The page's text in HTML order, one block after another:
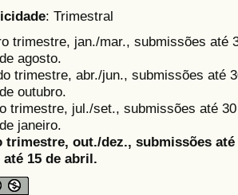
: Trimestral
trimestre, jan./mar., submissões até
agosto.
trimestre, abr./jun., submissões até
outubro.
trimestre, jul./set., submissões até
janeiro.
trimestre, out./dez., submissões
até 15 de abril.